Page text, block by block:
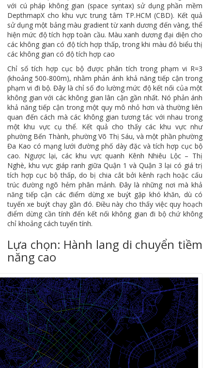
với cú pháp không gian (space syntax) sử dụng phần mềm
DepthmapX cho khu vực trung tâm TP.HCM (CBD). Kết quả
sử dụng một bảng màu gradient từ xanh dương đến vàng, thể
hiện mức độ tích hợp toàn cầu. Màu xanh dương đại diện cho
các không gian có độ tích hợp thấp, trong khi màu đỏ biểu thị
các không gian có độ tích hợp cao
Chỉ số tích hợp cục bộ được phân tích trong phạm vi R=3
(khoảng 500-800m), nhằm phản ánh khả năng tiếp cận trong
phạm vi đi bộ. Đây là chỉ số đo lường mức độ kết nối của một
không gian với các không gian lân cận gần nhất. Nó phản ánh
khả năng tiếp cận trong một quy mô nhỏ hơn và thường liên
quan đến cách mà các không gian tương tác với nhau trong
một khu vực cụ thể. Kết quả cho thấy các khu vực như
phường Bến Thành, phường Võ Thị Sáu, và một phần phường
Đa Kao có mạng lưới đường phố dày đặc và tích hợp cục bộ
cao. Ngược lại, các khu vực quanh Kênh Nhiêu Lộc – Thị
Nghè, khu vực giáp ranh giữa Quận 1 và Quận 3 lại có giá trị
tích hợp cục bộ thấp, do bị chia cắt bởi kênh rạch hoặc cấu
trúc đường ngõ hẻm phân mảnh. Đây là những nơi mà khả
năng tiếp cận các điểm dừng xe buýt gặp khó khăn, dù có
tuyến xe buýt chạy gần đó. Điều này cho thấy việc quy hoạch
điểm dừng cần tính đến kết nối không gian đi bộ chứ không
chỉ khoảng cách tuyến tính.
Lựa chọn: Hành lang di chuyển tiềm
năng cao